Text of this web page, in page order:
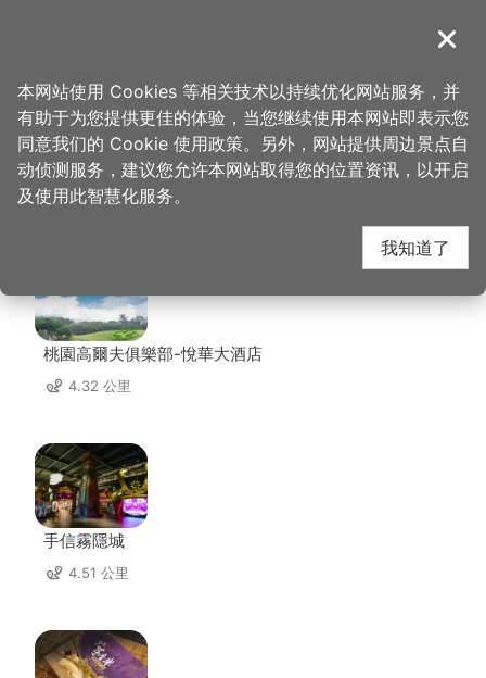
導覽
首页 > 想去的地方 > 美食、购物 > 陈妈妈月光饼
陈妈妈月光饼 周边店家
桃園高爾夫俱樂部-悅華大酒店
4.32 公里
手信霧隱城
4.51 公里
关闭
本网站使用 Cookies 等相关技术以持续优化网站服务，并
有助于为您提供更佳的体验，当您继续使用本网站即表示您
同意我们的 Cookie 使用政策。另外，网站提供周边景点自
动侦测服务，建议您允许本网站取得您的位置资讯，以开启
及使用此智慧化服务。
我知道了